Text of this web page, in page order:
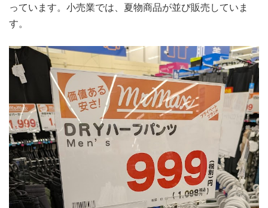
っています。小売業では、夏物商品が並び販売していま
す。